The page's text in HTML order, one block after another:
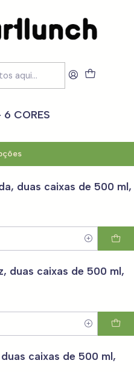
de mão
CORES
duas caixas de 500 ml,
duas caixas de 500 ml,
caixas de 500 ml,